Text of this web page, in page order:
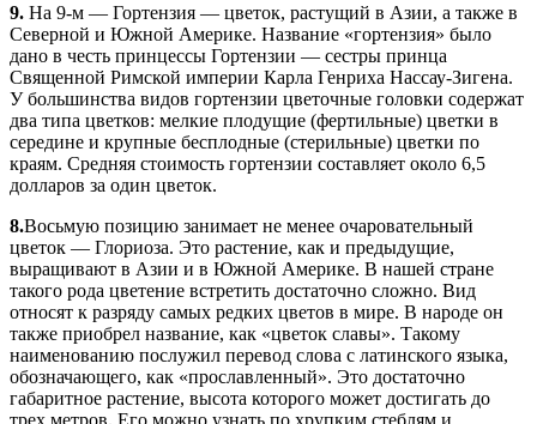
9. На 9-м — Гортензия — цветок, растущий в Азии, а также в
Северной и Южной Америке. Название «гортензия» было
дано в честь принцессы Гортензии — сестры принца
Священной Римской империи Карла Генриха Нассау-Зигена.
У большинства видов гортензии цветочные головки содержат
два типа цветков: мелкие плодущие (фертильные) цветки в
середине и крупные бесплодные (стерильные) цветки по
краям. Средняя стоимость гортензии составляет около 6,5
долларов за один цветок.
8.Восьмую позицию занимает не менее очаровательный
цветок — Глориоза. Это растение, как и предыдущие,
выращивают в Азии и в Южной Америке. В нашей стране
такого рода цветение встретить достаточно сложно. Вид
относят к разряду самых редких цветов в мире. В народе он
также приобрел название, как «цветок славы». Такому
наименованию послужил перевод слова с латинского языка,
обозначающего, как «прославленный». Это достаточно
габаритное растение, высота которого может достигать до
трех метров. Его можно узнать по хрупким стеблям и